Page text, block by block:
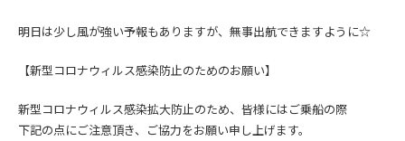
明日は少し風が強い予報もありますが、無事出航できますように☆
【新型コロナウィルス感染防止のためのお願い】
新型コロナウィルス感染拡大防止のため、皆様にはご乗船の際
下記の点にご注意頂き、 ご協力をお願い申し上げます。